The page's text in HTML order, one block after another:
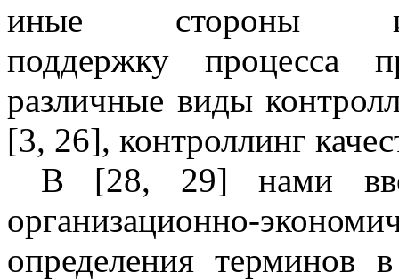
иные стороны
поддержку процесса
различные виды
[3, 26], контроллинг
В [28, 29] нами
организационно-
определения терминов